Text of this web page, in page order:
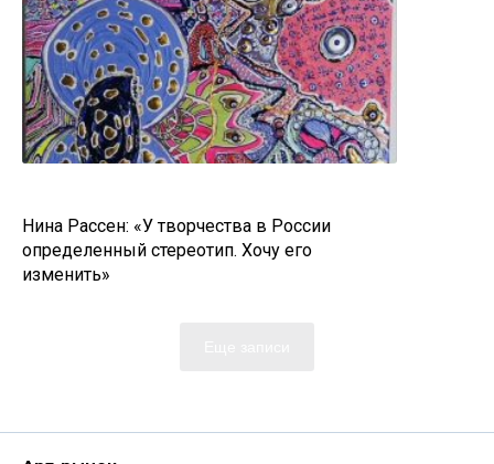
Нина Рассен: «У творчества в России
определенный стереотип. Хочу его
изменить»